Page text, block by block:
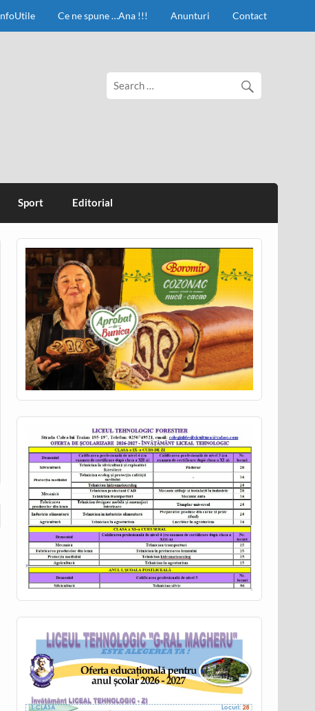
Ce ne spune …Ana !!! Anunturi Contact
Sport Editorial